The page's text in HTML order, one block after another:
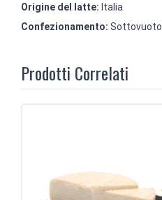
Origine del latte: Italia
Confezionamento: Sottovuoto
Prodotti Correlati